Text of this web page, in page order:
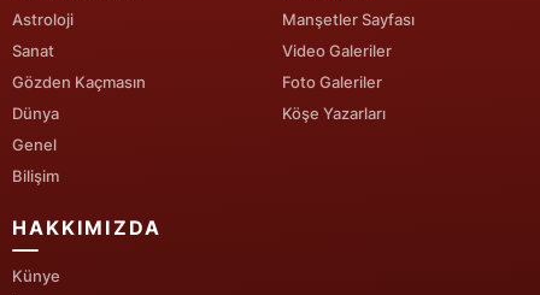
Astroloji
Sanat
Gözden Kaçmasın
Dünya
Genel
Bilişim
Manşetler Sayfası
Video Galeriler
Foto Galeriler
Köşe Yazarları
HAKKIMIZDA
Künye